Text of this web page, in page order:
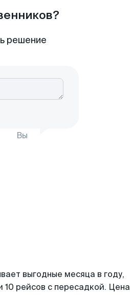
решение
Вы
выгодные месяца в году,
рейсов с пересадкой. Цена